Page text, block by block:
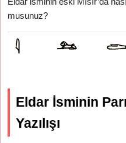
musunuz?
Eldar İsminin
Yazılışı